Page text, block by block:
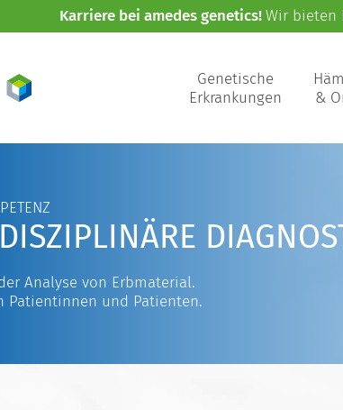
Karriere bei amedes genetics!Wir bieten
Genetische
Erkrankungen
&
Analyse von Erbmaterial.
Patientinnen und Patienten.